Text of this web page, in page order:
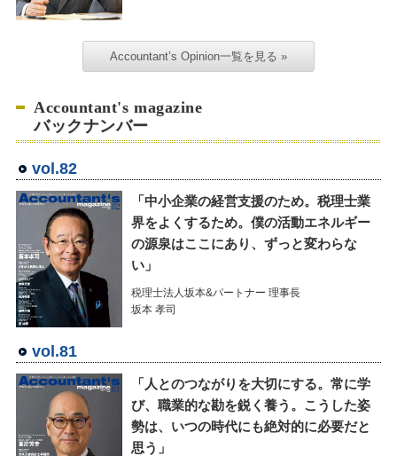
Accountant’s Opinion一覧を見る »
Accountant's magazine
バックナンバー
vol.82
「中小企業の経営支援のため。税理士業
界をよくするため。僕の活動エネルギー
の源泉はここにあり、ずっと変わらな
い」
税理士法人坂本&パートナー 理事長
坂本 孝司
vol.81
「人とのつながりを大切にする。常に学
び、職業的な勘を鋭く養う。こうした姿
勢は、いつの時代にも絶対的に必要だと
思う」